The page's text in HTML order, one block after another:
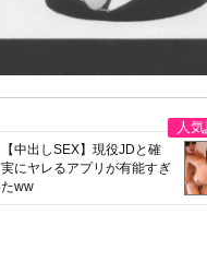
【中出しSEX】現役JDと確
実にヤレるアプリが有能すぎ
たww